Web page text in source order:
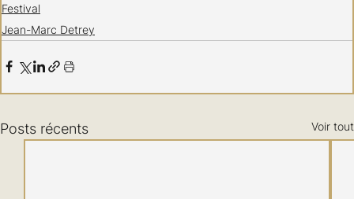
Festival
Jean-Marc Detrey
Posts récents Voir tout